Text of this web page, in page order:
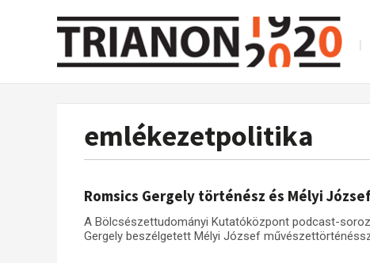
emlékezetpolitika
Romsics Gergely történész és Mélyi
A Bölcsészettudományi Kutatóközpont podcast-
Gergely beszélgetett Mélyi József